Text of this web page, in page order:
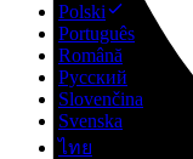
Polski
Português
Română
Русский
Slovenčina
Svenska
ไทย